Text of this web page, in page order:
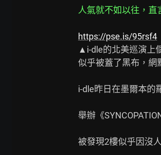
人氣就不如以往，直
https://pse.is/95rsf4
▲i-dle的北美巡演上
似乎被蓋了黑布，網
i-dle昨日在墨爾本的
舉辦《
被發現2樓似乎因沒